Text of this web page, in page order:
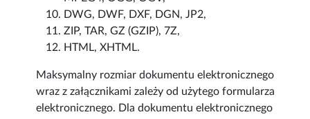
DWG, DWF, DXF, DGN, JP2,
ZIP, TAR, GZ (GZIP), 7Z,
HTML, XHTML.
Maksymalny rozmiar dokumentu elektronicznego
wraz z załącznikami zależy od użytego formularza
elektronicznego. Dla dokumentu elektronicznego